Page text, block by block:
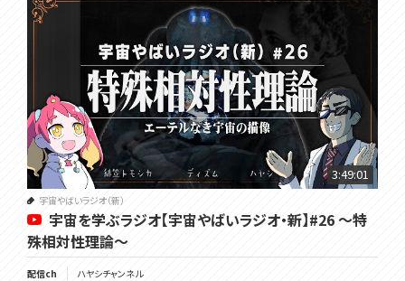
3:49:01
宇宙やばいラジオ（新）
宇宙を学ぶラジオ【宇宙やばいラジオ・新】#26 ～特
殊相対性理論～
配信ch ハヤシチャンネル